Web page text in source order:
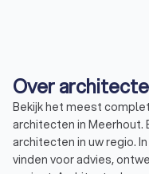
Over
Bekijk het meest
architecten in
architecten in uw regio.
vinden voor advies,